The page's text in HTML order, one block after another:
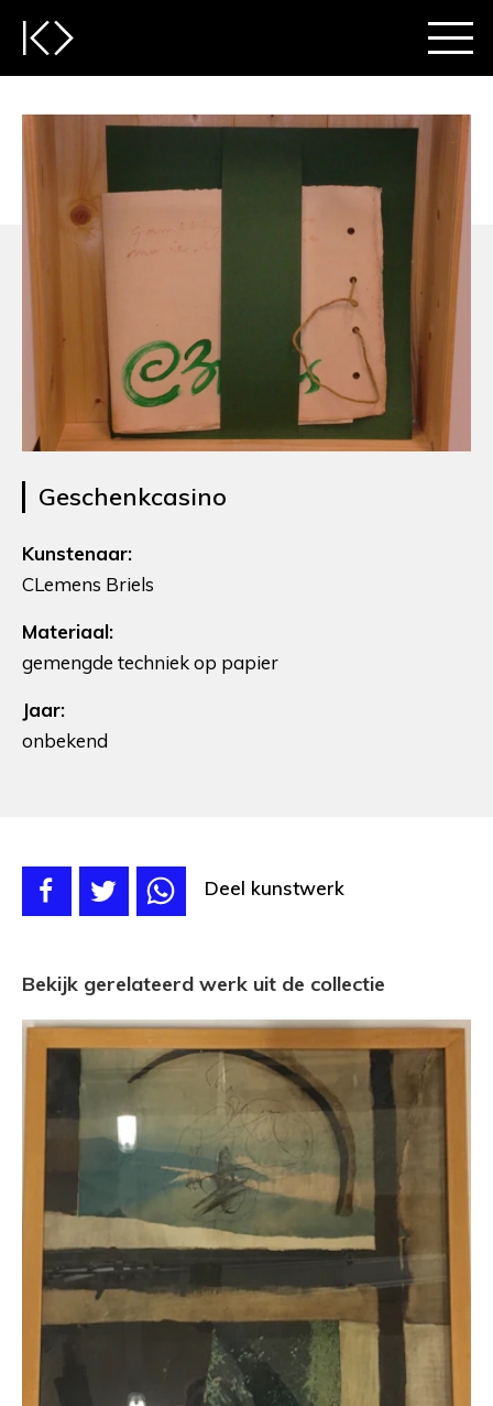
Geschenkcasino
Kunstenaar:
CLemens Briels
Materiaal:
gemengde techniek op papier
Jaar:
onbekend
Deel kunstwerk
Bekijk gerelateerd werk uit de collectie